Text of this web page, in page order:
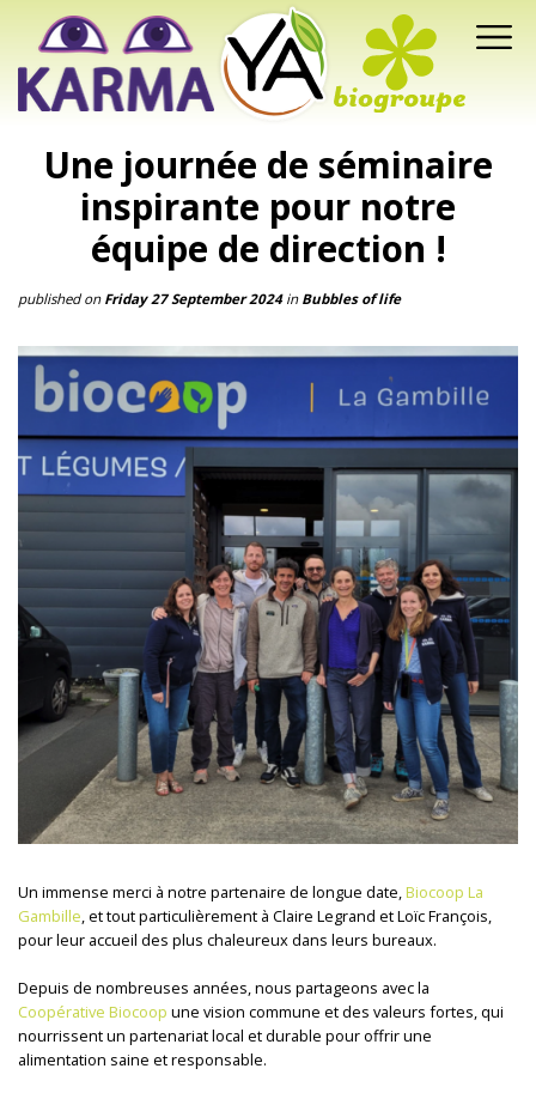
Une journée de séminaire
inspirante pour notre
équipe de direction !
published on Friday 27 September 2024 in Bubbles of life
Un immense merci à notre partenaire de longue date,Biocoop La
Gambille, et tout particulièrement à Claire Legrand et Loïc François,
pour leur accueil des plus chaleureux dans leurs bureaux.
Depuis de nombreuses années, nous partageons avec la
Coopérative Biocoop une vision commune et des valeurs fortes, qui
nourrissent un partenariat local et durable pour offrir une
alimentation saine et responsable.